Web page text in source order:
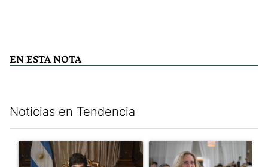
EN ESTA NOTA
Noticias en Tendencia
Un artículo de tendencia con el título "Milei, listo para 'atajar'
Un artículo de tendencia